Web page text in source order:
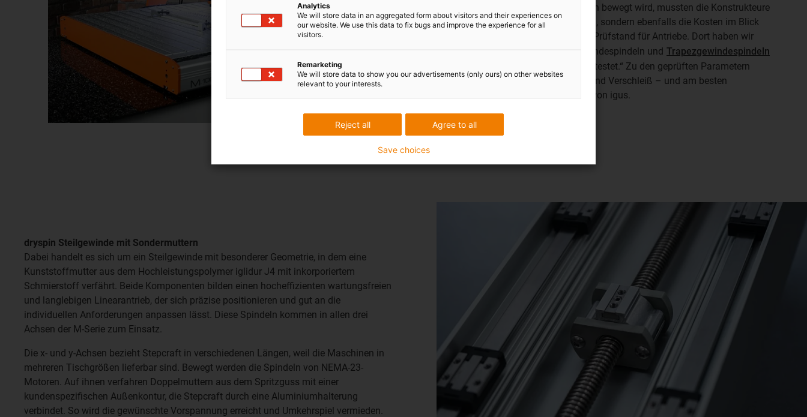
(oder jedes andere Werkzeug) in drei Achsen bewegt wird, mussten die Konstrukteure
nicht nur die technisch beste Lösung finden, sondern ebenfalls die Kosten im Blick
behalten. Urban: „Wir haben einen eigenen Prüfstand für Antriebe. Dort haben wir
verschiedene Linearsysteme wie Rundgewindespindeln und Trapezgewindespindeln
mit Rotgussmutter im direkten Vergleich getestet.“ Zu den geprüften Parametern
gehörten Geräuschentwicklung, Präzision und Verschleiß – und am besten
abgeschnitten haben die dryspin Spindeln von igus.
dryspin Steilgewinde mit Sondermuttern
Dabei handelt es sich um ein Steilgewinde mit besonderer Geometrie, in dem eine
Kunststoffmutter aus dem Hochleistungspolymer iglidur J4 mit inkorporiertem
Schmierstoff verfährt. Beide Komponenten bilden einen hocheffizienten wartungsfreien
und langlebigen Linearantrieb, der sich präzise positionieren und gut an die
individuellen Anforderungen anpassen lässt. Diese Spindeln kommen in allen drei
Achsen der M-Serie zum Einsatz.
Die x- und y-Achsen bezieht Stepcraft in verschiedenen Längen, weil die Maschinen in
mehreren Tischgrößen lieferbar sind. Bewegt werden die Spindeln von NEMA-23-
Motoren. Auf ihnen verfahren Doppelmuttern aus dem Spritzguss mit einer
kundenspezifischen Außenkontur, die Stepcraft durch eine Aluminiumhalterung
verbindet. So wird die gewünschte Vorspannung erreicht und Umkehrspiel vermieden.
Analytics
We will store data in an aggregated form about visitors and their experiences on
our website. We use this data to fix bugs and improve the experience for all
visitors.
Remarketing
We will store data to show you our advertisements (only ours) on other websites
relevant to your interests.
Agree to all
Reject all
Save choices